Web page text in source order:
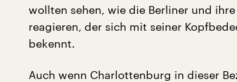
wollten sehen, wie die Berliner und
reagieren, der sich mit seiner
bekennt.
Auch wenn Charlottenburg in dieser